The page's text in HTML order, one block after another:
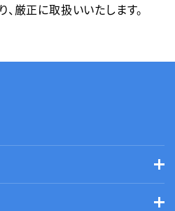
厳正に取扱いいたします。